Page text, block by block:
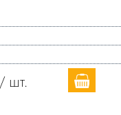
/ шт.